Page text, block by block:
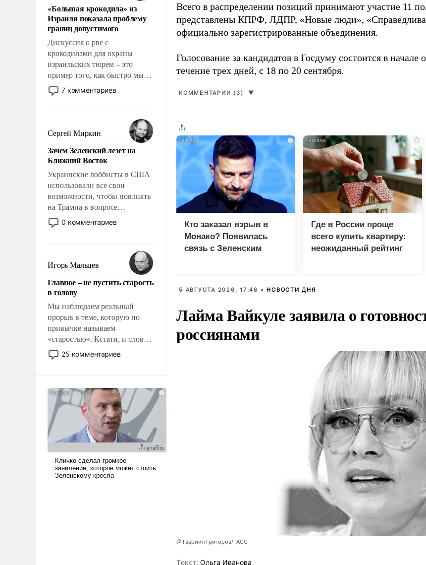
«Большая крокодила» из
Израиля показала проблему
границ допустимого
Дискуссия о рве с
крокодилами для охраны
израильских тюрем – это
пример того, как быстро мы
двигаемся по пути
революционных изменений.
псевдонаучной фантастики,
стало всерьез обсуждаемой
идеей.
7 комментариев
Сергей Миркин
Зачем Зеленский лезет на
Ближний Восток
Украинские лоббисты в США
использовали все свои
возможности, чтобы повлиять
на Трампа в вопросе
предоставления вооружений
своим нанимателям. Вероятно,
консультирует Киев, пришла в
голову мысль: хорошо бы
продемонстрировать, что
Украина вступила в
вооруженное противостояние
с Ираном.
0 комментариев
Игорь Мальцев
Главное – не пустить старость
в голову
Мы наблюдаем реальный
прорыв в теме, которую по
привычке называем
«старостью». Кстати, и слово-
то это уже стараются не
использовать – так же, как
что оно уже несет негативные
коннотации.
25 комментариев
Всего в распределении позиций принимают участие 11
представлены КПРФ, ЛДПР, «Новые люди»,
официально зарегистрированные объединения.
Голосование за кандидатов в Госдуму состоится в
течение трех дней, с 18 по 20 сентября.
КОММЕНТАРИИ (3) ▼
i
Кто заказал взрыв в
Монако? Появилась
связь с Зеленским
i
Где в России проще
всего купить квартиру:
неожиданный рейтинг
5 АВГУСТА 2026, 17:48 • НОВОСТИ ДНЯ
Лайма Вайкуле заявила о
россиянами
@ Гавриил Григоров/ТАСС
Tекст: Ольга Иванова